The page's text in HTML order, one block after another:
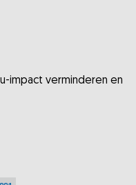
impact verminderen en